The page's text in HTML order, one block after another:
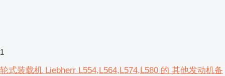
1
轮式装载机 Liebherr L554,L564,L574,L580 的 其他发动机备